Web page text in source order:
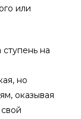
или
на
но
оказывая